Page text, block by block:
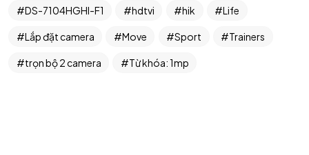
DS-7104HGHI-F1 hdtvi hik Life
Lắp đặt camera Move Sport Trainers
trọn bộ 2 camera Từ khóa: 1mp
©2024 T.Nine, All Rights Reserved.
Giasocdathanh.com.